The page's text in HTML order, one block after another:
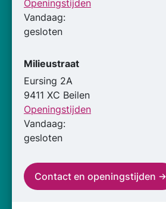
Openingstijden
Vandaag:
gesloten
Milieustraat
Eursing 2A
9411 XC Beilen
Openingstijden
Vandaag:
gesloten
Contact en openingstijden